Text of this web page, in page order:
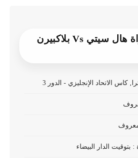
بطاقة مباراة هال سيتي Vs بلاكبيرن
كاس الاتحاد الإنجليزي - الدور 3
معروف
: بتوقيت الدار البيضاء